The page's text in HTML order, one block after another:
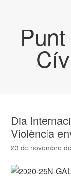
Dia
Violència
23 de novembre